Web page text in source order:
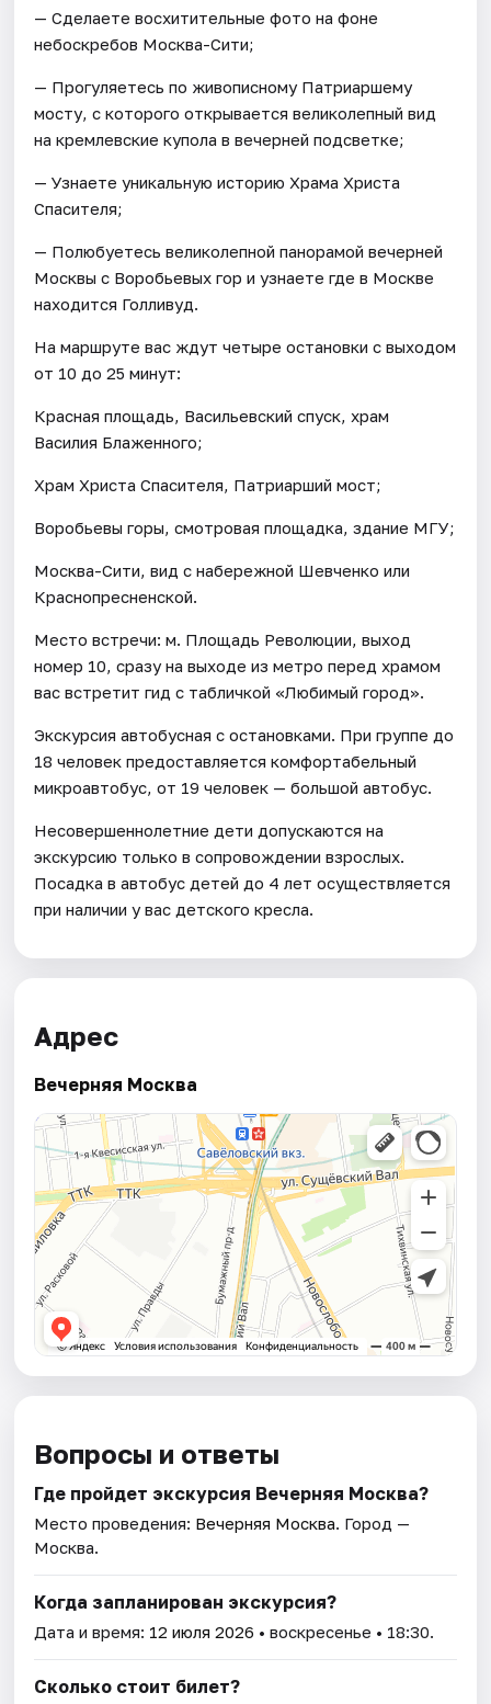
— Сделаете восхитительные фото на фоне
небоскребов Москва-Сити;
— Прогуляетесь по живописному Патриаршему
мосту, с которого открывается великолепный вид
на кремлевские купола в вечерней подсветке;
— Узнаете уникальную историю Храма Христа
Спасителя;
— Полюбуетесь великолепной панорамой вечерней
Москвы с Воробьевых гор и узнаете где в Москве
находится Голливуд.
На маршруте вас ждут четыре остановки с выходом
от 10 до 25 минут:
Красная площадь, Васильевский спуск, храм
Василия Блаженного;
Храм Христа Спасителя, Патриарший мост;
Воробьевы горы, смотровая площадка, здание МГУ;
Москва-Сити, вид с набережной Шевченко или
Краснопресненской.
Место встречи: м. Площадь Революции, выход
номер 10, сразу на выходе из метро перед храмом
вас встретит гид с табличкой «Любимый город».
Экскурсия автобусная с остановками. При группе до
18 человек предоставляется комфортабельный
микроавтобус, от 19 человек — большой автобус.
Несовершеннолетние дети допускаются на
экскурсию только в сопровождении взрослых.
Посадка в автобус детей до 4 лет осуществляется
при наличии у вас детского кресла.
Адрес
Вечерняя Москва
Вопросы и ответы
Где пройдет экскурсия Вечерняя Москва?
Место проведения: Вечерняя Москва . Город —
Москва.
Когда запланирован экскурсия?
Дата и время: 12 июля 2026 • воскресенье • 18:30.
Сколько стоит билет?